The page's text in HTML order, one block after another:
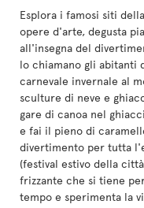
Esplora i famosi siti
opere d'arte, degusta
all'insegna del
lo chiamano gli abitanti
carnevale invernale al
sculture di neve e
gare di canoa nel
e fai il pieno di
divertimento per tutta
(festival estivo della
frizzante che si tiene
tempo e sperimenta la